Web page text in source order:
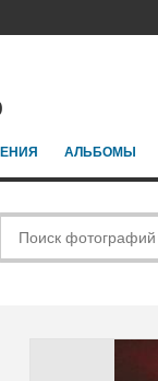
АЛЬБОМЫ